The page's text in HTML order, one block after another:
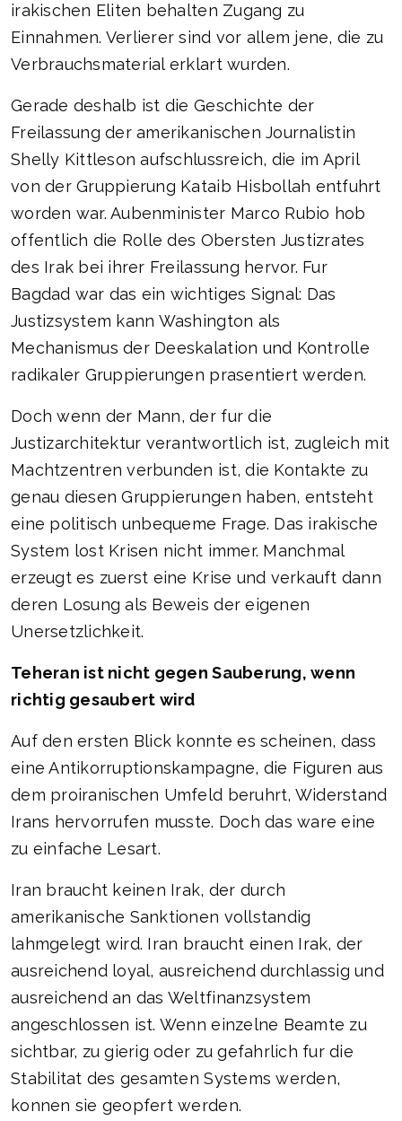
irakischen Eliten behalten Zugang zu
Einnahmen. Verlierer sind vor allem jene, die zu
Verbrauchsmaterial erklart wurden.
Gerade deshalb ist die Geschichte der
Freilassung der amerikanischen Journalistin
Shelly Kittleson aufschlussreich, die im April
von der Gruppierung Kataib Hisbollah entfuhrt
worden war. Aubenminister Marco Rubio hob
offentlich die Rolle des Obersten Justizrates
des Irak bei ihrer Freilassung hervor. Fur
Bagdad war das ein wichtiges Signal: Das
Justizsystem kann Washington als
Mechanismus der Deeskalation und Kontrolle
radikaler Gruppierungen prasentiert werden.
Doch wenn der Mann, der fur die
Justizarchitektur verantwortlich ist, zugleich mit
Machtzentren verbunden ist, die Kontakte zu
genau diesen Gruppierungen haben, entsteht
eine politisch unbequeme Frage. Das irakische
System lost Krisen nicht immer. Manchmal
erzeugt es zuerst eine Krise und verkauft dann
deren Losung als Beweis der eigenen
Unersetzlichkeit.
Teheran ist nicht gegen Sauberung, wenn
richtig gesaubert wird
Auf den ersten Blick konnte es scheinen, dass
eine Antikorruptionskampagne, die Figuren aus
dem proiranischen Umfeld beruhrt, Widerstand
Irans hervorrufen musste. Doch das ware eine
zu einfache Lesart.
Iran braucht keinen Irak, der durch
amerikanische Sanktionen vollstandig
lahmgelegt wird. Iran braucht einen Irak, der
ausreichend loyal, ausreichend durchlassig und
ausreichend an das Weltfinanzsystem
angeschlossen ist. Wenn einzelne Beamte zu
sichtbar, zu gierig oder zu gefahrlich fur die
Stabilitat des gesamten Systems werden,
konnen sie geopfert werden.